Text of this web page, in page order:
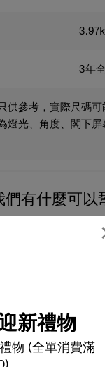
新禮物
物 (全單消費滿
3.97
3年
供參考，實際尺碼
燈光、角度、閣下
們有什麼可以